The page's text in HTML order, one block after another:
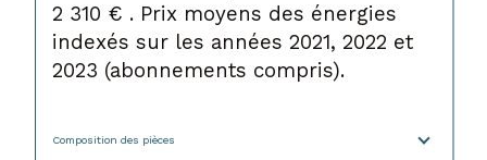
2 310 € . Prix moyens des énergies
indexés sur les années 2021, 2022 et
2023 (abonnements compris).
Composition des pièces